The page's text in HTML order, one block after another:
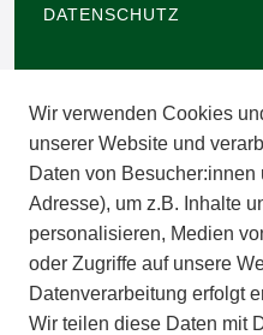
DATENSCHUTZ
IMPRESSUM
INFORMATIONEN
ZAHLUNGSARTEN
VERSAND
Wir verwenden Cookies
unserer Website und
Daten von
Adresse), um z.B. Inhalte
personalisieren, Medien
oder Zugriffe auf unsere
Datenverarbeitung erfolgt
Wir teilen diese Daten mit